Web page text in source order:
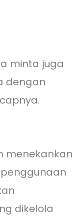
minta juga
dengan
menekankan
dikelola